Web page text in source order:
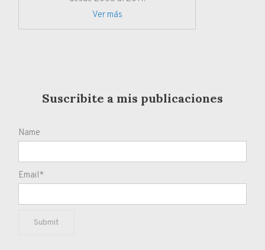
Ver más
Suscribite a mis publicaciones
Name
Email*